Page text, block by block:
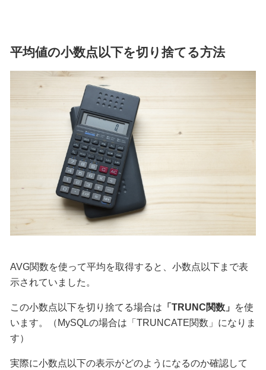
平均値の小数点以下を切り捨てる方法
AVG関数を使って平均を取得すると、小数点以下まで表
示されていました。
この小数点以下を切り捨てる場合は 「TRUNC関数」
を使
います。（MySQLの場合は「TRUNCATE関数」になりま
す）
実際に小数点以下の表示がどのようになるのか確認して